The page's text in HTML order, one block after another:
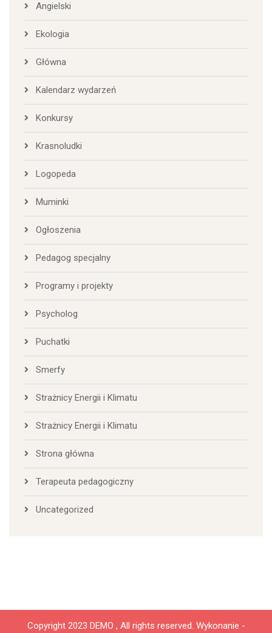
Angielski
Ekologia
Główna
Kalendarz wydarzeń
Konkursy
Krasnoludki
Logopeda
Muminki
Ogłoszenia
Pedagog specjalny
Programy i projekty
Psycholog
Puchatki
Smerfy
Strażnicy Energii i Klimatu
Strażnicy Energii i Klimatu
Strona główna
Terapeuta pedagogiczny
Uncategorized
Copyright 2023 DEMO , All rights reserved. Wykonanie -